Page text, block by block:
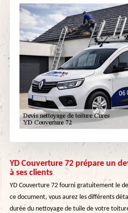
YD Couverture 72 prépare un
à ses clients
YD Couverture 72 fourni gratuitement le
ce document, vous aurez les différents
durée du nettoyage de tuile de votre